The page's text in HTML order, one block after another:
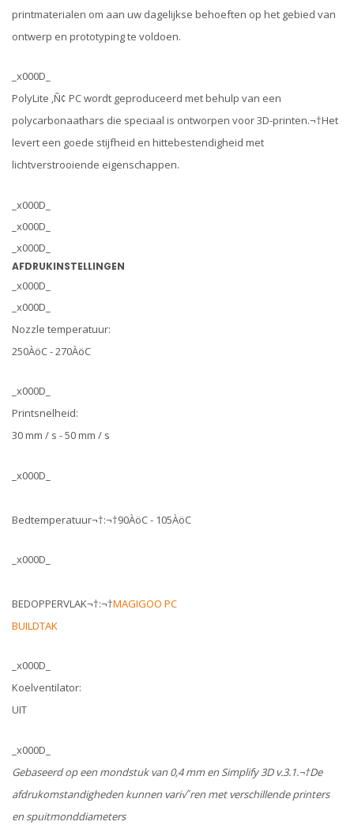
printmaterialen om aan uw dagelijkse behoeften op het gebied van
ontwerp en prototyping te voldoen.
_x000D_
PolyLite ‚Ñ¢ PC wordt geproduceerd met behulp van een
polycarbonaathars die speciaal is ontworpen voor 3D-printen.¬†Het
levert een goede stijfheid en hittebestendigheid met
lichtverstrooiende eigenschappen.
_x000D_
_x000D_
_x000D_
AFDRUKINSTELLINGEN
_x000D_
_x000D_
Nozzle temperatuur:
250ÀöC - 270ÀöC
_x000D_
Printsnelheid:
30 mm / s - 50 mm / s
_x000D_
Bedtemperatuur¬†:¬†90ÀöC - 105ÀöC
_x000D_
BEDOPPERVLAK¬†:¬†MAGIGOO PC
BUILDTAK
_x000D_
Koelventilator:
UIT
_x000D_
Gebaseerd op een mondstuk van 0,4 mm en Simplify 3D v.3.1.¬†De
afdrukomstandigheden kunnen vari√´ren met verschillende printers
en spuitmonddiameters